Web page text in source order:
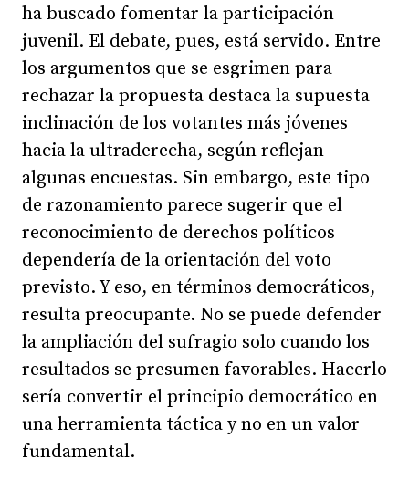
ha buscado fomentar la participación
juvenil. El debate, pues, está servido. Entre
los argumentos que se esgrimen para
rechazar la propuesta destaca la supuesta
inclinación de los votantes más jóvenes
hacia la ultraderecha, según reflejan
algunas encuestas. Sin embargo, este tipo
de razonamiento parece sugerir que el
reconocimiento de derechos políticos
dependería de la orientación del voto
previsto. Y eso, en términos democráticos,
resulta preocupante. No se puede defender
la ampliación del sufragio solo cuando los
resultados se presumen favorables. Hacerlo
sería convertir el principio democrático en
una herramienta táctica y no en un valor
fundamental.